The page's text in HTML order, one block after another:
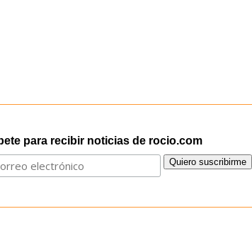
para recibir noticias de rocio.com